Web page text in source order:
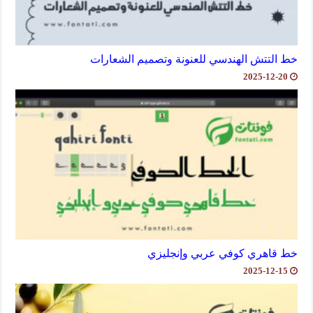
خط التتش الهندسي للعنونة وتصميم الشعارات
2025-12-20
خط قاهري كوفي عربي وإنجليزي
2025-12-15